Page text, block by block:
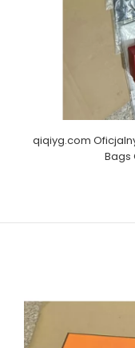
qiqiyg.com
Bags